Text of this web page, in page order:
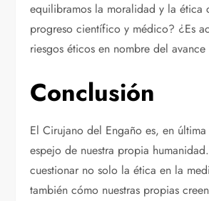
equilibramos la moralidad y la ética
progreso científico y médico? ¿Es
riesgos éticos en nombre del
Conclusión
El Cirujano del Engaño es, en
espejo de nuestra propia
cuestionar no solo la ética en la
también cómo nuestras propias